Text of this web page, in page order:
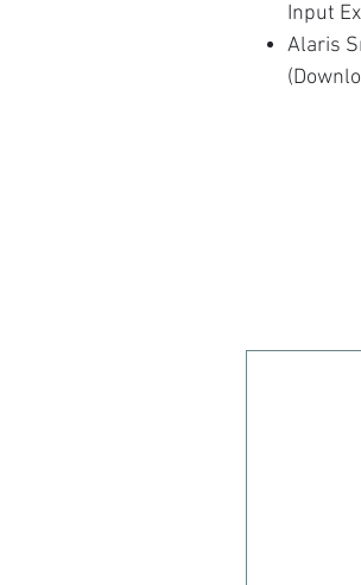
Input
Alaris